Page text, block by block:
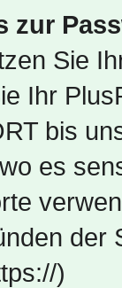
zur
Sie
Ihr
bis
es
der
)